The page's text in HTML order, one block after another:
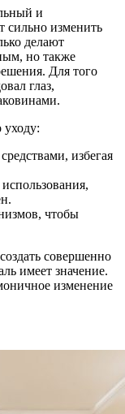
и
сильно изменить
делают
но также
Для того
глаз,
уходу:
избегая
чтобы
совершенно
имеет значение.
изменение